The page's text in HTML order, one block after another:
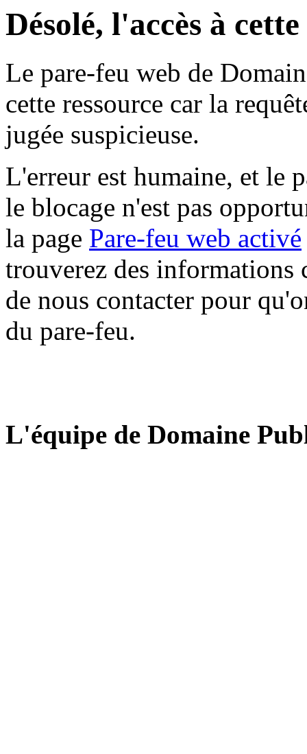
Désolé, l'accès à
Le pare-feu web de
cette ressource car la
jugée suspicieuse.
L'erreur est humaine, et le
le blocage n'est pas
la page Pare-feu web activé
trouverez des informations
de nous contacter pour
du pare-feu.
L'équipe de Domaine